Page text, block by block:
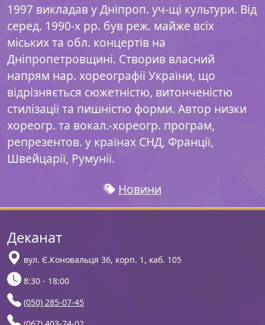
1997 викладав у Дніпроп. уч-щі культури. Від
серед. 1990-х рр. був реж. майже всіх
міських та обл. концертів на
Дніпропетровщині. Створив власний
напрям нар. хореографії України, що
відрізняється сюжетністю, витонченістю
стилізації та пишністю форми. Автор низки
хореогр. та вокал.-хореогр. програм,
репрезентов. у країнах СНД, Франції,
Швейцарії, Румунії.
Новини
Деканат
вул. Є.Коновальця 36, корп. 1, каб. 105
8:30 - 18:00
(050) 285-07-45